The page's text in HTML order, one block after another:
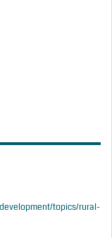
topics/rural-